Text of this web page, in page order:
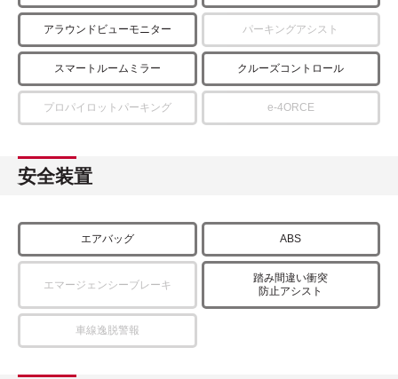
アラウンドビューモニター パーキングアシスト
スマートルームミラー クルーズコントロール
プロパイロットパーキング e-4ORCE
安全装置
エアバッグ ABS
エマージェンシーブレーキ
踏み間違い衝突
防止アシスト
車線逸脱警報